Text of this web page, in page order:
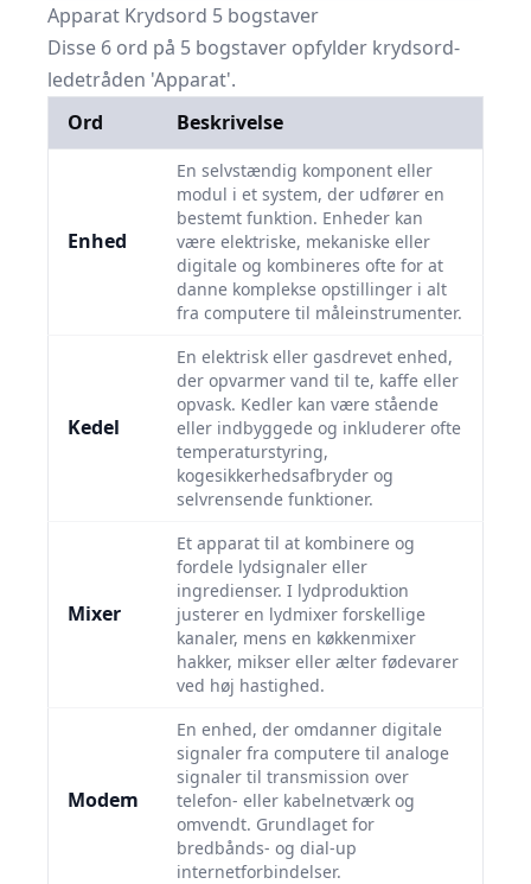
Apparat Krydsord 5 bogstaver
Disse 6 ord på 5 bogstaver opfylder krydsord-
ledetråden 'Apparat'.
Ord
Beskrivelse
Enhed
En selvstændig komponent eller
modul i et system, der udfører en
bestemt funktion. Enheder kan
være elektriske, mekaniske eller
digitale og kombineres ofte for at
danne komplekse opstillinger i alt
fra computere til måleinstrumenter.
Kedel
En elektrisk eller gasdrevet enhed,
der opvarmer vand til te, kaffe eller
opvask. Kedler kan være stående
eller indbyggede og inkluderer ofte
temperaturstyring,
kogesikkerhedsafbryder og
selvrensende funktioner.
Mixer
Et apparat til at kombinere og
fordele lydsignaler eller
ingredienser. I lydproduktion
justerer en lydmixer forskellige
kanaler, mens en køkkenmixer
hakker, mikser eller ælter fødevarer
ved høj hastighed.
Modem
En enhed, der omdanner digitale
signaler fra computere til analoge
signaler til transmission over
telefon- eller kabelnetværk og
omvendt. Grundlaget for
bredbånds- og dial-up
internetforbindelser.